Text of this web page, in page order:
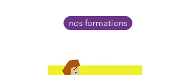
nos formations